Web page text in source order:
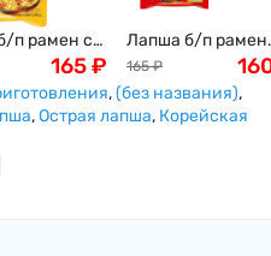
п рамен со
сыра
(Buldak
165₽
Лапша б/п рамен
экстремальная
острота со
острой курицы
Бульдак и
165 ₽
,(без названия),
,Острая лапша, Корейская